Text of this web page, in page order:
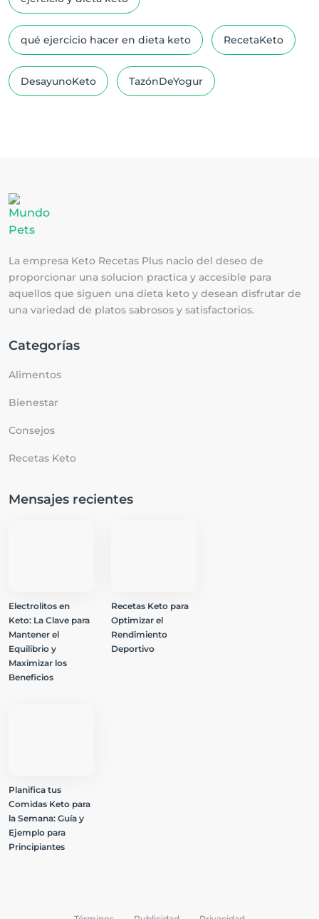
qué ejercicio hacer en dieta keto RecetaKeto
DesayunoKeto TazónDeYogur
La empresa Keto Recetas Plus nacio del deseo de
proporcionar una solucion practica y accesible para
aquellos que siguen una dieta keto y desean disfrutar de
una variedad de platos sabrosos y satisfactorios.
Categorías
Alimentos
Bienestar
Consejos
Recetas Keto
Mensajes recientes
Electrolitos en
Keto: La Clave para
Mantener el
Equilibrio y
Maximizar los
Beneficios
Recetas Keto para
Optimizar el
Rendimiento
Deportivo
Planifica tus
Comidas Keto para
la Semana: Guía y
Ejemplo para
Principiantes